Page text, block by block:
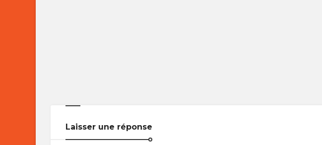
Laisser une réponse